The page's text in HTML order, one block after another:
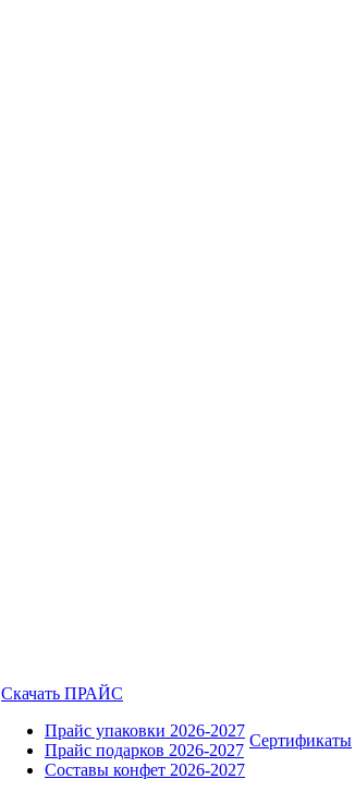
Скачать ПРАЙС
Прайс упаковки 2026-2027
Прайс подарков 2026-2027
Составы конфет 2026-2027
Сертификаты